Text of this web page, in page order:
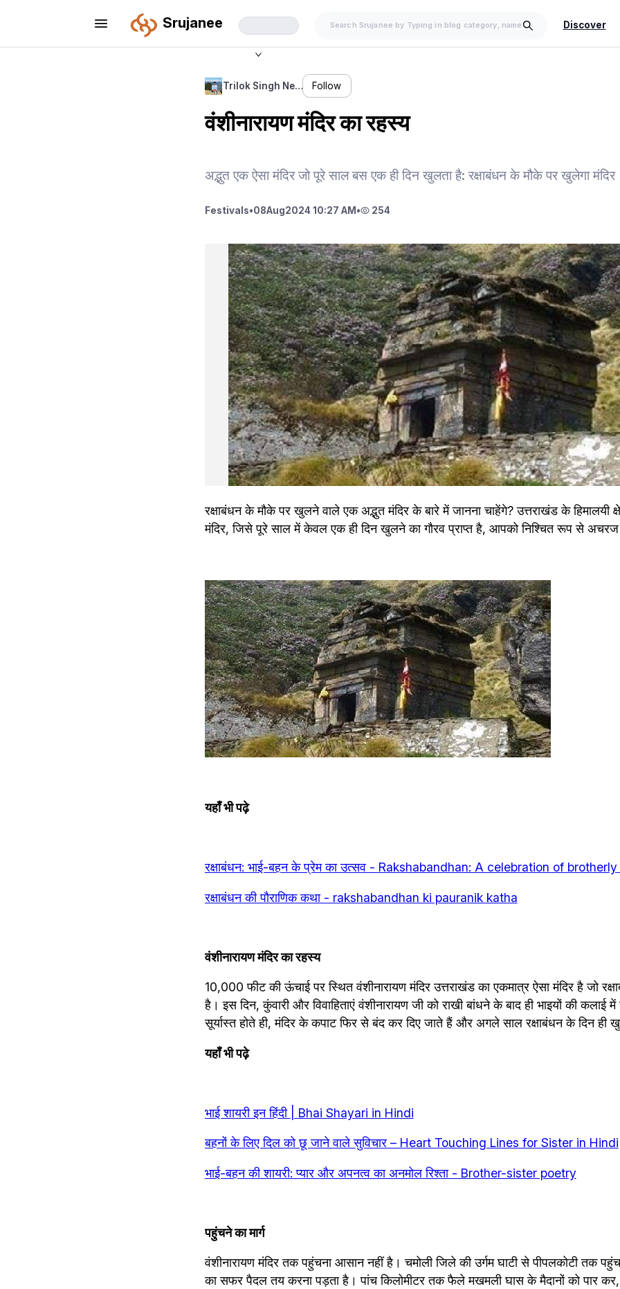
Srujanee Discover
Trilok Singh Ne… Follow
वंशीनारायण मंदिर का रहस्य
अद्भुत एक ऐसा मंदिर जो पूरे साल बस एक ही दिन खुलता है: रक्षाबंधन के मौके पर खुलेगा मंदिर
Festivals•08Aug2024 10:27 AM • 254
रक्षाबंधन के मौके पर खुलने वाले एक अद्भुत मंदिर के बारे में जानना चाहेंगे? उत्तराखंड के हिमालयी
मंदिर, जिसे पूरे साल में केवल एक ही दिन खुलने का गौरव प्राप्त है, आपको निश्चित रूप से
यहाँ भी पढ़े
रक्षाबंधन: भाई-बहन के प्रेम का उत्सव - Rakshabandhan: A celebration of
रक्षाबंधन की पौराणिक कथा - rakshabandhan ki pauranik katha
वंशीनारायण मंदिर का रहस्य
10,000 फीट की ऊंचाई पर स्थित वंशीनारायण मंदिर उत्तराखंड का एकमात्र ऐसा मंदिर है जो
है। इस दिन, कुंवारी और विवाहिताएं वंशीनारायण जी को राखी बांधने के बाद ही भाइयों की कलाई
सूर्यास्त होते ही, मंदिर के कपाट फिर से बंद कर दिए जाते हैं और अगले साल रक्षाबंधन के दिन ही
यहाँ भी पढ़े
भाई शायरी इन हिंदी | Bhai Shayari in Hindi
बहनों के लिए दिल को छू जाने वाले सुविचार – Heart Touching Lines for Sister in Hindi
भाई-बहन की शायरी: प्यार और अपनत्व का अनमोल रिश्ता - Brother-sister poetry
पहुंचने का मार्ग
वंशीनारायण मंदिर तक पहुंचना आसान नहीं है। चमोली जिले की उर्गम घाटी से पीपलकोटी तक
का सफर पैदल तय करना पड़ता है। पांच किलोमीटर तक फैले मखमली घास के मैदानों को पार कर,